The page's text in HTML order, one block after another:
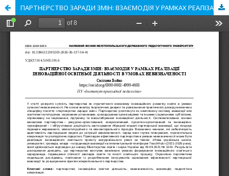
ПАРТНЕРСТВО ЗАРАДИ ЗМІН: ВЗАЄМОДІЯ У РАМКАХ РЕАЛІЗАЦІЇ ІННОВАЦІЙНОЇ ОСВІТНЬОЇ ДІЯЛЬНОСТІ В УМОВАХ НЕВИЗНАЧЕНОСТІ